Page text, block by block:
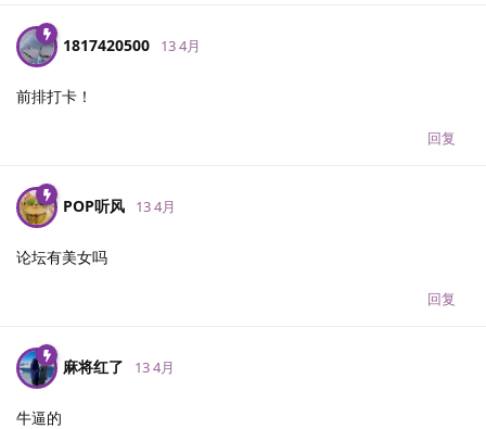
1817420500 13 4月
前排打卡！
回复
POP听风 13 4月
论坛有美女吗
回复
麻将红了 13 4月
牛逼的